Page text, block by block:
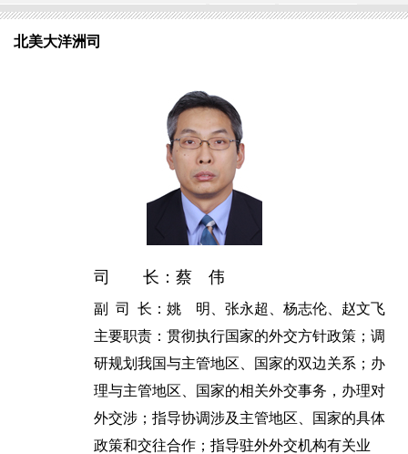
北美大洋洲司
司 长：蔡 伟
副 司 长：姚 明、张永超、杨志伦、赵文飞
主要职责：贯彻执行国家的外交方针政策；调
研规划我国与主管地区、国家的双边关系；办
理与主管地区、国家的相关外交事务，办理对
外交涉；指导协调涉及主管地区、国家的具体
政策和交往合作；指导驻外外交机构有关业